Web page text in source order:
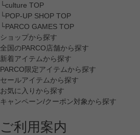
└culture TOP
└POP-UP SHOP TOP
└PARCO GAMES TOP
ショップから探す
全国のPARCO店舗から探す
新着アイテムから探す
PARCO限定アイテムから探す
セールアイテムから探す
お気に入りから探す
キャンペーン/クーポン対象から探す
ご利用案内